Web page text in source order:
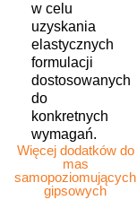
w celu
uzyskania
elastycznych
formulacji
dostosowanych
do
konkretnych
wymagań.
Więcej dodatków do
mas
samopoziomujących
gipsowych